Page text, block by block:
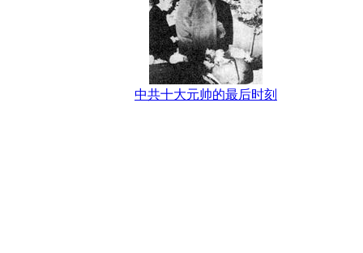
中共十大元帅的最后时刻